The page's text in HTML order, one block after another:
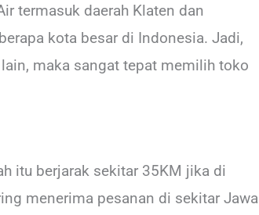
termasuk daerah Klaten dan
kota besar di Indonesia. Jadi,
maka sangat tepat memilih toko
itu berjarak sekitar 35KM jika di
menerima pesanan di sekitar Jawa